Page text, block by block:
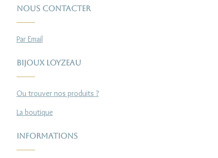
Nous contacter
Par Email
Bijoux Loyzeau
Ou trouver nos produits ?
La boutique
Informations